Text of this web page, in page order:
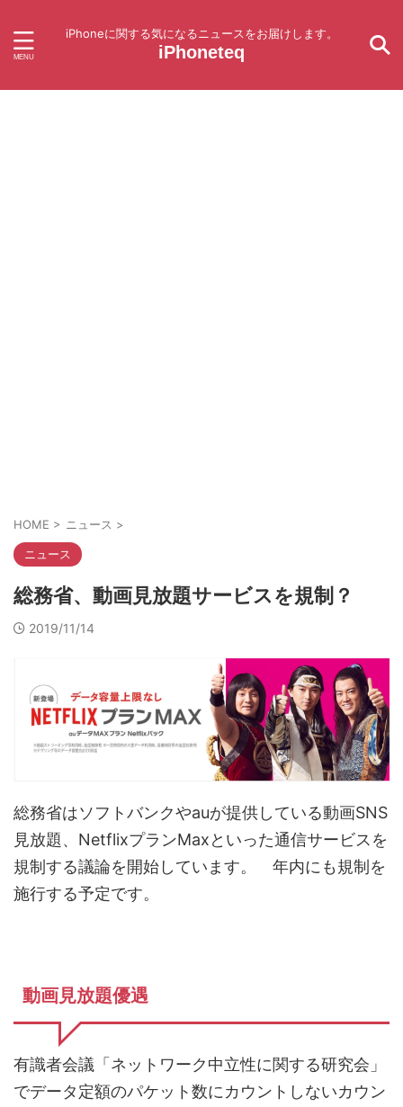
iPhoneに関する気になるニュースをお届けします。
iPhoneteq
HOME > ニュース >
ニュース
総務省、動画見放題サービスを規制？
2019/11/14
総務省はソフトバンクやauが提供している動画SNS
見放題、NetflixプランMaxといった通信サービスを
規制する議論を開始しています。 年内にも規制を
施行する予定です。
動画見放題優遇
有識者会議「ネットワーク中立性に関する研究会」
でデータ定額のパケット数にカウントしないカウン